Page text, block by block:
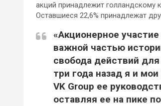
акций принадлежит голландскому
Оставшиеся 22,6% принадлежат
«Акционерное
важной частью
свобода действий
три года назад я и
VK Group ее
оставляя ее на пике